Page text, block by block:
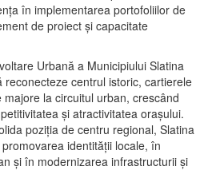
în implementarea portofoliilor de
de proiect și capacitate
Urbană a Municipiului Slatina
centrul istoric, cartierele
la circuitul urban, crescând
şi atractivitatea oraşului.
poziţia de centru regional, Slatina
identităţii locale, în
şi în modernizarea infrastructurii şi